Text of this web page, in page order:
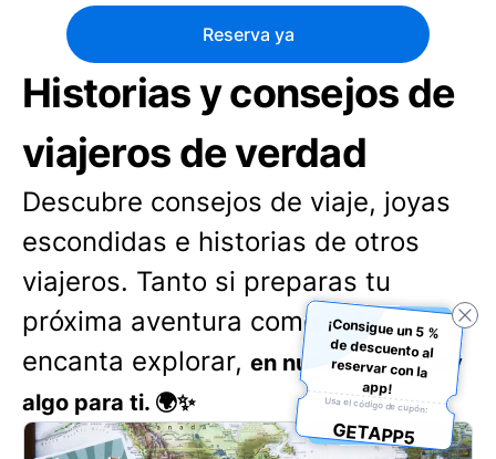
Reserva ya
Historias y consejos de
viajeros de verdad
Descubre consejos de viaje, joyas
escondidas e historias de otros
viajeros. Tanto si preparas tu
próxima aventura como si te
encanta explorar, en nuestro blog hay
algo para ti. 🌍✨
¡Consigue un 5 %
de descuento al
reservar con la
app!
Usa el código de cupón:
GETAPP5